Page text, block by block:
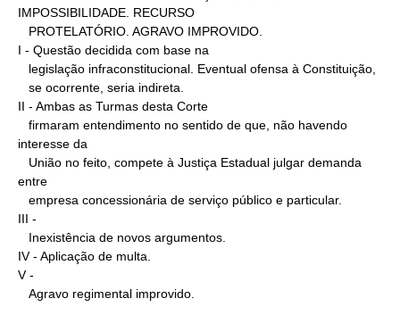
IMPOSSIBILIDADE. RECURSO
I - Questão decidida com base na
II - Ambas as Turmas desta Corte
interesse da
entre
III -
IV - Aplicação de multa.
V -
   Agravo regimental improvido.